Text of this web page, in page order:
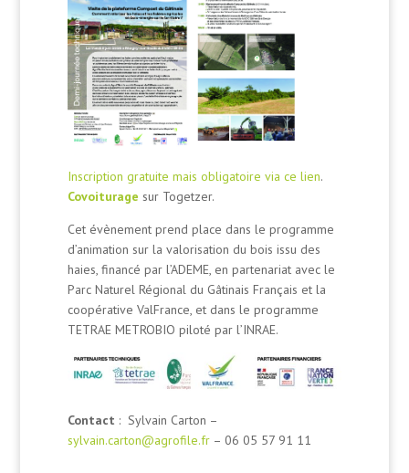
Inscription gratuite mais obligatoire via ce lien.
Covoituragesur Togetzer.
Cet évènement prend place dans le programme
d’animation sur la valorisation du bois issu des
haies, financé par l’ADEME, en partenariat avec le
Parc Naturel Régional du Gâtinais Français et la
coopérative ValFrance, et dans le programme
TETRAE METROBIO piloté par l’INRAE.
Contact : Sylvain Carton –
sylvain.carton@agrofile.fr – 06 05 57 91 11